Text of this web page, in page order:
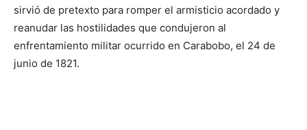
sirvió de pretexto para romper el armisticio acordado y
reanudar las hostilidades que condujeron al
enfrentamiento militar ocurrido en Carabobo, el 24 de
junio de 1821.